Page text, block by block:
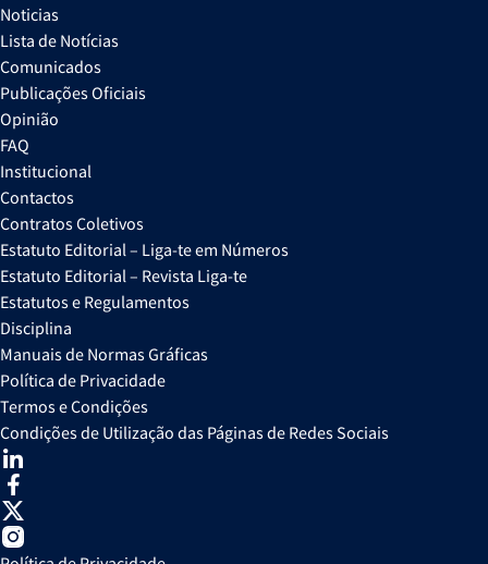
Noticias
Lista de Notícias
Comunicados
Publicações Oficiais
Opinião
FAQ
Institucional
Contactos
Contratos Coletivos
Estatuto Editorial – Liga-te em Números
Estatuto Editorial – Revista Liga-te
Estatutos e Regulamentos
Disciplina
Manuais de Normas Gráficas
Política de Privacidade
Termos e Condições
Condições de Utilização das Páginas de Redes Sociais